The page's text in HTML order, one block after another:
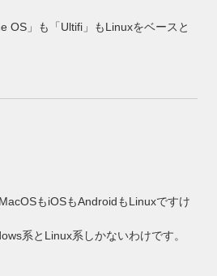
OS」も「Ultifi」もLinuxをベースと
もiOSもAndroidもLinuxですけ
系とLinux系しかないわけです。